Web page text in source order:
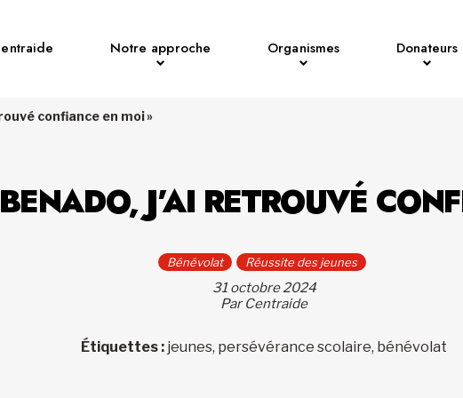
Notre approche Organismes Donateurs
confiance en moi »
J’AI RETROUVÉ
Bénévolat Réussite des jeunes
31 octobre 2024
Par Centraide
Étiquettes : jeunes, persévérance scolaire, bénévolat